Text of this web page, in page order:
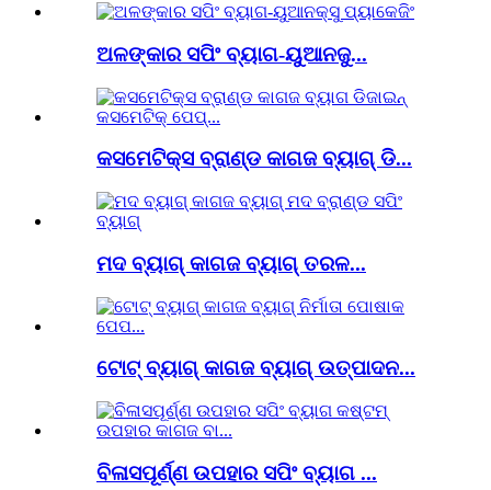
ଅଳଙ୍କାର ସପିଂ ବ୍ୟାଗ-ୟୁଆନଜୁ...
କସମେଟିକ୍ସ ବ୍ରାଣ୍ଡ କାଗଜ ବ୍ୟାଗ୍ ଡି...
ମଦ ବ୍ୟାଗ୍ କାଗଜ ବ୍ୟାଗ୍ ତରଳ...
ଟୋଟ୍ ବ୍ୟାଗ୍ କାଗଜ ବ୍ୟାଗ୍ ଉତ୍ପାଦନ...
ବିଳାସପୂର୍ଣ୍ଣ ଉପହାର ସପିଂ ବ୍ୟାଗ ...